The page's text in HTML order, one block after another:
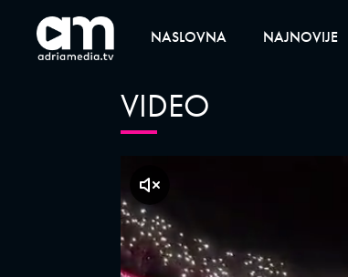
NASLOVNA NAJNOVIJE
VIDEO